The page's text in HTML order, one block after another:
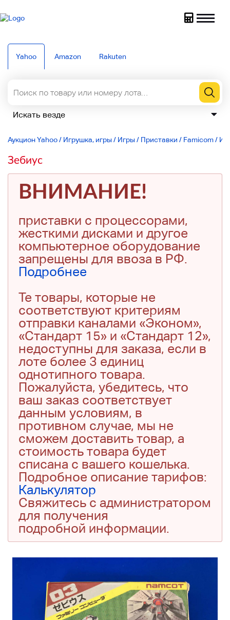
Yahoo Amazon Rakuten
Аукцион Yahoo/ Игрушка, игры/ Игры/ Приставки / Famicom/
Зебиус
ВНИМАНИЕ!
приставки с процессорами,
жесткими дисками и другое
компьютерное оборудование
запрещены для ввоза в РФ.
Подробнее
Те товары, которые не
соответствуют критериям
отправки каналами «Эконом»,
«Стандарт 15» и «Стандарт 12»,
недоступны для заказа, если в
лоте более 3 единиц
однотипного товара.
Пожалуйста, убедитесь, что
ваш заказ соответствует
данным условиям, в
противном случае, мы не
сможем доставить товар, а
стоимость товара будет
списана с вашего кошелька.
Подробное описание тарифов:
Калькулятор
Свяжитесь с администратором
для получения
подробной информации.